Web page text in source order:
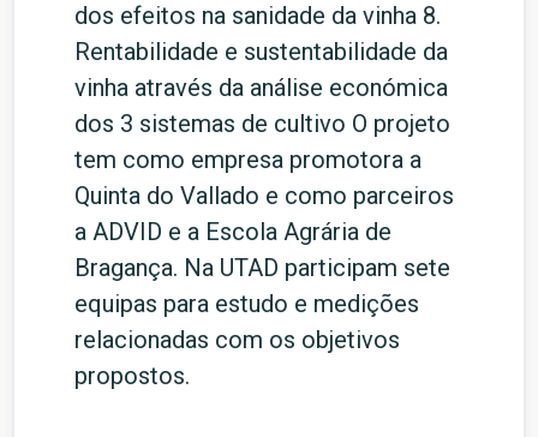
dos efeitos na sanidade da vinha 8.
Rentabilidade e sustentabilidade da
vinha através da análise económica
dos 3 sistemas de cultivo O projeto
tem como empresa promotora a
Quinta do Vallado e como parceiros
a ADVID e a Escola Agrária de
Bragança. Na UTAD participam sete
equipas para estudo e medições
relacionadas com os objetivos
propostos.